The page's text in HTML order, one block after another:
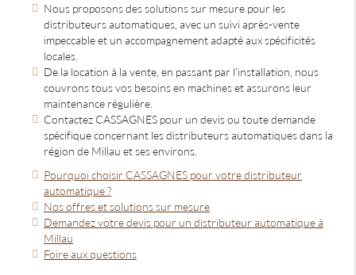
Nous proposons des solutions sur mesure pour les
distributeurs automatiques, avec un suivi après-vente
impeccable et un accompagnement adapté aux spécificités
locales.
De la location à la vente, en passant par l'installation, nous
couvrons tous vos besoins en machines et assurons leur
maintenance régulière.
Contactez CASSAGNES pour un devis ou toute demande
spécifique concernant les distributeurs automatiques dans la
région de Millau et ses environs.
Pourquoi choisir CASSAGNES pour votre distributeur
automatique ?
Nos offres et solutions sur mesure
Demandez votre devis pour un distributeur automatique à
Millau
Foire aux questions